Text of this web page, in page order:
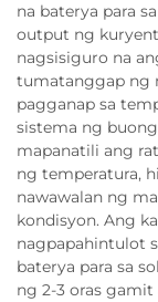
na baterya para
output ng
nagsisiguro na
tumatanggap ng
pagganap sa
sistema ng
mapanatili ang
ng temperatura,
nawawalan ng
kondisyon. Ang
nagpapahintulot
baterya para sa
ng 2-3 oras